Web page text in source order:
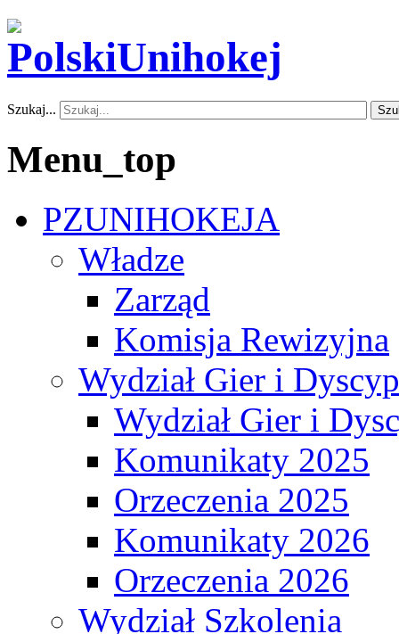
Szukaj...
Menu_top
PZUNIHOKEJA
Władze
Zarząd
Komisja Rewizyjna
Wydział Gier i
Wydział Gier i
Komunikaty 2025
Orzeczenia 2025
Komunikaty 2026
Orzeczenia 2026
Wydział Szkolenia